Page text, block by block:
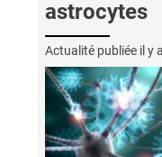
astrocytes
Actualité publiée il y a